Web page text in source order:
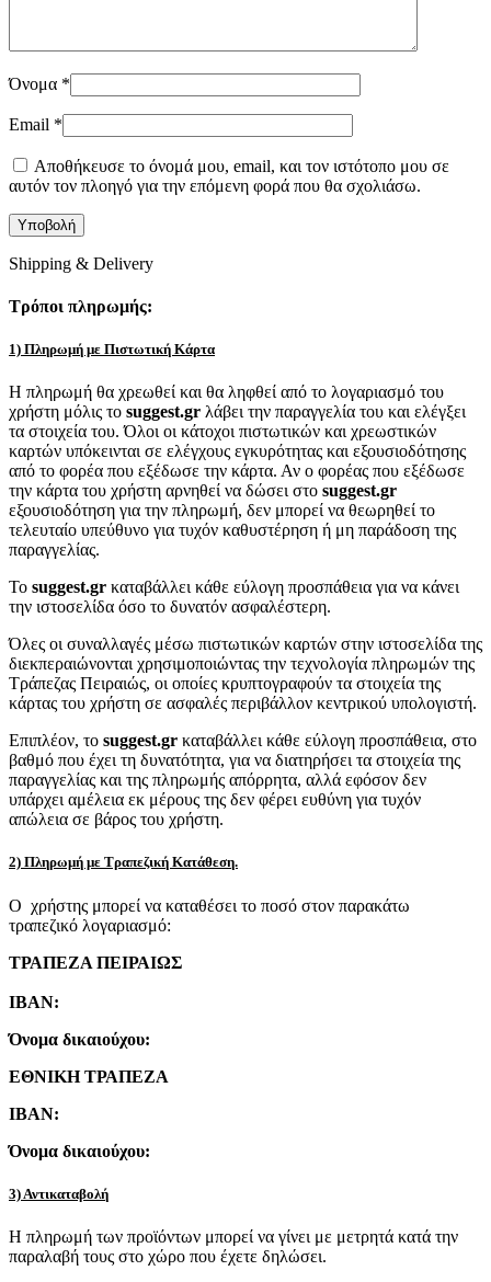
Όνομα *
Email *
Αποθήκευσε το όνομά μου, email, και τον ιστότοπο μου σε
αυτόν τον πλοηγό για την επόμενη φορά που θα σχολιάσω.
Shipping & Delivery
Τρόποι πληρωμής:
1) Πληρωμή με Πιστωτική Κάρτα
Η πληρωμή θα χρεωθεί και θα ληφθεί από το λογαριασμό του
χρήστη μόλις το suggest.gr λάβει την παραγγελία του και ελέγξει
τα στοιχεία του. Όλοι οι κάτοχοι πιστωτικών και χρεωστικών
καρτών υπόκεινται σε ελέγχους εγκυρότητας και εξουσιοδότησης
από το φορέα που εξέδωσε την κάρτα. Αν ο φορέας που εξέδωσε
την κάρτα του χρήστη αρνηθεί να δώσει στο suggest.gr
εξουσιοδότηση για την πληρωμή, δεν μπορεί να θεωρηθεί το
τελευταίο υπεύθυνο για τυχόν καθυστέρηση ή μη παράδοση της
παραγγελίας.
Το suggest.gr καταβάλλει κάθε εύλογη προσπάθεια για να κάνει
την ιστοσελίδα όσο το δυνατόν ασφαλέστερη.
Όλες οι συναλλαγές μέσω πιστωτικών καρτών στην ιστοσελίδα της
διεκπεραιώνονται χρησιμοποιώντας την τεχνολογία πληρωμών της
Τράπεζας Πειραιώς, οι οποίες κρυπτογραφούν τα στοιχεία της
κάρτας του χρήστη σε ασφαλές περιβάλλον κεντρικού υπολογιστή.
Επιπλέον, το suggest.gr καταβάλλει κάθε εύλογη προσπάθεια, στο
βαθμό που έχει τη δυνατότητα, για να διατηρήσει τα στοιχεία της
παραγγελίας και της πληρωμής απόρρητα, αλλά εφόσον δεν
υπάρχει αμέλεια εκ μέρους της δεν φέρει ευθύνη για τυχόν
απώλεια σε βάρος του χρήστη.
2) Πληρωμή με Τραπεζική Κατάθεση.
Ο χρήστης μπορεί να καταθέσει το ποσό στον παρακάτω
τραπεζικό λογαριασμό:
ΤΡΑΠΕΖΑ ΠΕΙΡΑΙΩΣ
IBAN:
Όνομα δικαιούχου:
ΕΘΝΙΚΗ ΤΡΑΠΕΖΑ
IBAN:
Όνομα δικαιούχου:
3) Αντικαταβολή
Η πληρωμή των προϊόντων μπορεί να γίνει με μετρητά κατά την
παραλαβή τους στο χώρο που έχετε δηλώσει.